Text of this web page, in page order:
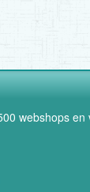
webshops en